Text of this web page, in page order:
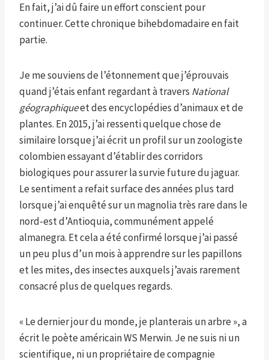
En fait, j’ai dû faire un effort conscient pour
continuer. Cette chronique bihebdomadaire en fait
partie.
Je me souviens de l’étonnement que j’éprouvais
quand j’étais enfant regardant à travers National
géographiqueet des encyclopédies d’animaux et de
plantes. En 2015, j’ai ressenti quelque chose de
similaire lorsque j’ai écrit un profil sur un zoologiste
colombien essayant d’établir des corridors
biologiques pour assurer la survie future du jaguar.
Le sentiment a refait surface des années plus tard
lorsque j’ai enquêté sur un magnolia très rare dans le
nord-est d’Antioquia, communément appelé
almanegra. Et cela a été confirmé lorsque j’ai passé
un peu plus d’un mois à apprendre sur les papillons
et les mites, des insectes auxquels j’avais rarement
consacré plus de quelques regards.
« Le dernier jour du monde, je planterais un arbre », a
écrit le poète américain WS Merwin. Je ne suis ni un
scientifique, ni un propriétaire de compagnie